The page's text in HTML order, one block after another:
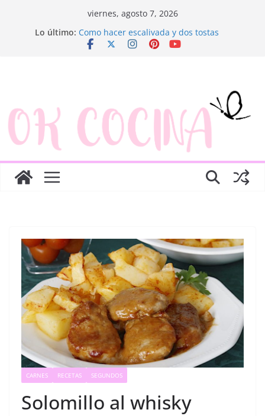
viernes, agosto 7, 2026
Lo último: Ensaladilla de merluza
Como hacer escalivada y dos tostas
CARNES RECETAS SEGUNDOS
Solomillo al whisky